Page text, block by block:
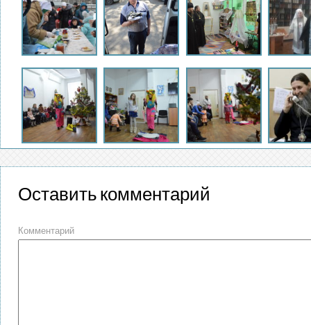
Оставить комментарий
Комментарий